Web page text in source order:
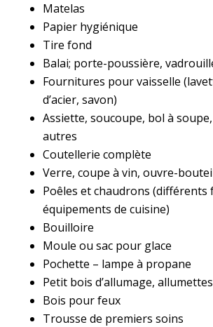
Matelas
Papier hygiénique
Tire fond
Balai; porte-poussière,
Fournitures pour vaisselle
d’acier, savon)
Assiette, soucoupe, bol à
autres
Coutellerie complète
Verre, coupe à vin, ouvre-
Poêles et chaudrons (différents
équipements de cuisine)
Bouilloire
Moule ou sac pour glace
Pochette – lampe à propane
Petit bois d’allumage, allumettes
Bois pour feux
Trousse de premiers soins